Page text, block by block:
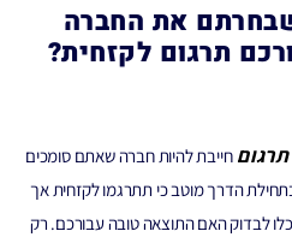
את החברה
תרגום לקזחית?
חייבת להיות חברה שאתם סומכים
הדרך מוטב כי תתרגמו לקזחית אך
לבדוק האם התוצאה טובה עבורכם. רק